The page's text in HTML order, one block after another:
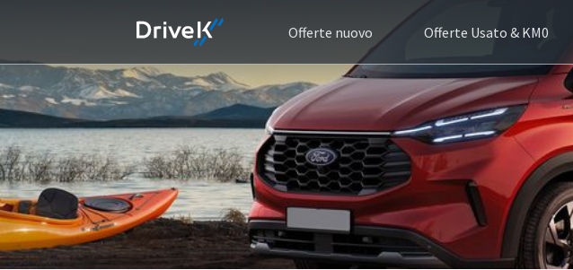
Offerte nuovo Offerte Usato & KM0